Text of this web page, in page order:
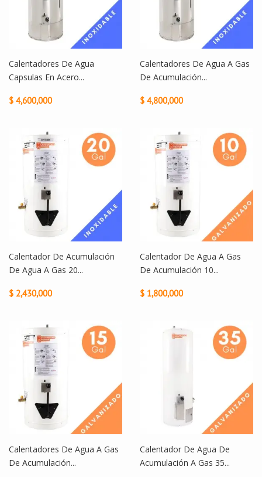
Calentadores De Agua
Capsulas En Acero...
$ 4,600,000
Calentadores De Agua A Gas
De Acumulación...
$ 4,800,000
Calentador De Acumulación
De Agua A Gas 20...
$ 2,430,000
Calentador De Agua A Gas
De Acumulación 10...
$ 1,800,000
Calentadores De Agua A Gas
De Acumulación...
Calentador De Agua De
Acumulación A Gas 35...